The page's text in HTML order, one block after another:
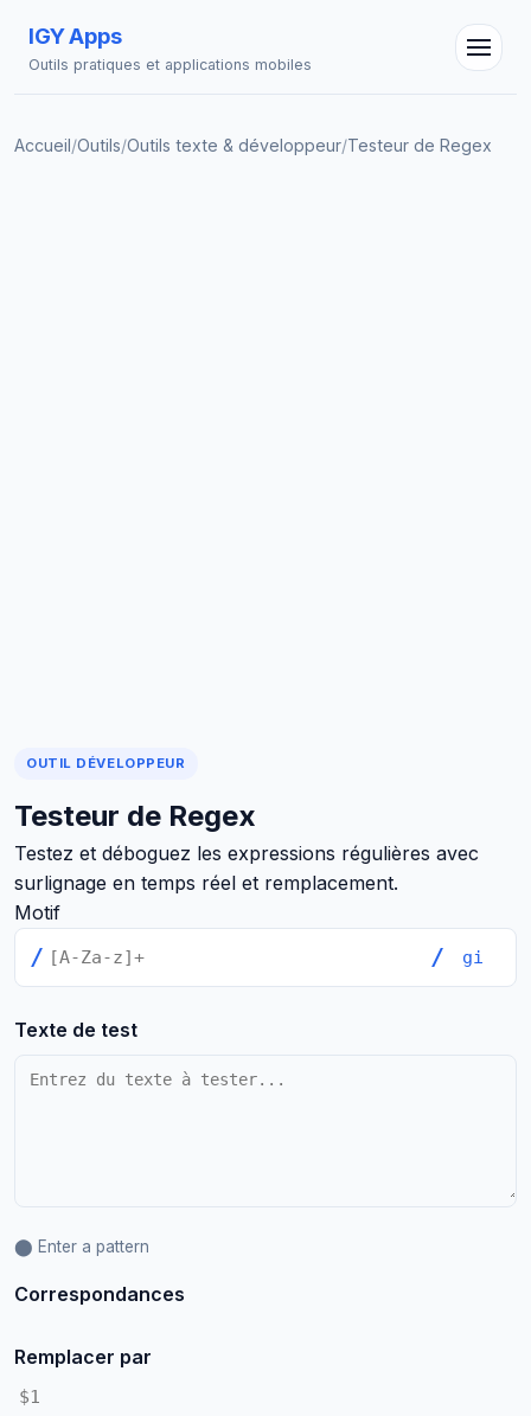
IGY Apps
Outils pratiques et applications mobiles
Accueil/Outils/Outils texte & développeur/Testeur de Regex
OUTIL DÉVELOPPEUR
Testeur de Regex
Testez et déboguez les expressions régulières avec
surlignage en temps réel et remplacement.
Motif
/ /
Texte de test
⬤ Enter a pattern
Correspondances
Remplacer par